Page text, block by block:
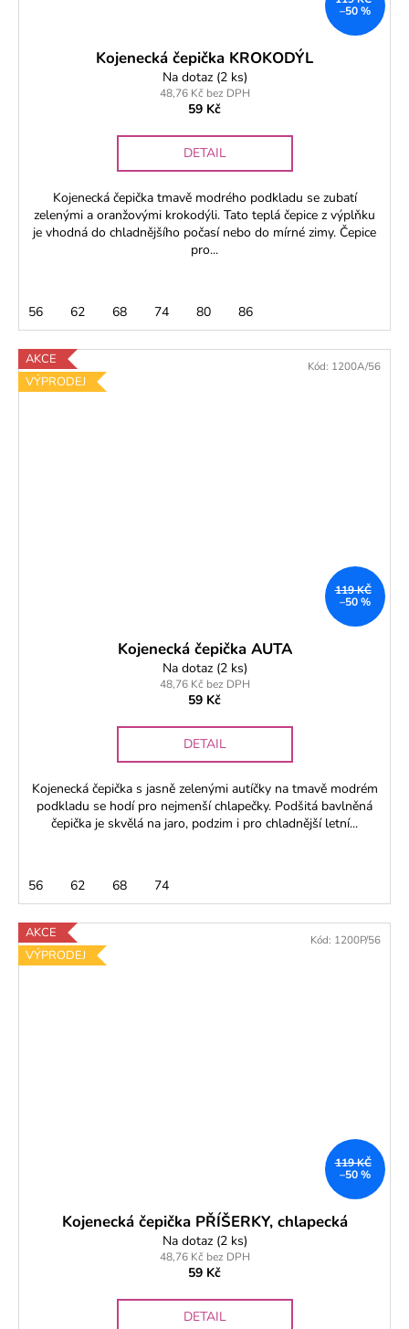
–50 %
Kojenecká čepička KROKODÝL
Na dotaz (2 ks)
48,76 Kč bez DPH
59 Kč
DETAIL
Kojenecká čepička tmavě modrého podkladu se zubatí
zelenými a oranžovými krokodýli. Tato teplá čepice z výplňku
je vhodná do chladnějšího počasí nebo do mírné zimy. Čepice
pro...
56 62 68 74 80 86
AKCE
VÝPRODEJ
119 KČ
–50 %
Kojenecká čepička AUTA
Na dotaz (2 ks)
48,76 Kč bez DPH
59 Kč
DETAIL
Kojenecká čepička s jasně zelenými autíčky na tmavě modrém
podkladu se hodí pro nejmenší chlapečky. Podšitá bavlněná
čepička je skvělá na jaro, podzim i pro chladnější letní...
56 62 68 74
Kód: 1200A/56
AKCE
VÝPRODEJ
119 KČ
–50 %
Kojenecká čepička PŘÍŠERKY, chlapecká
Na dotaz (2 ks)
48,76 Kč bez DPH
59 Kč
DETAIL
Kód: 1200P/56